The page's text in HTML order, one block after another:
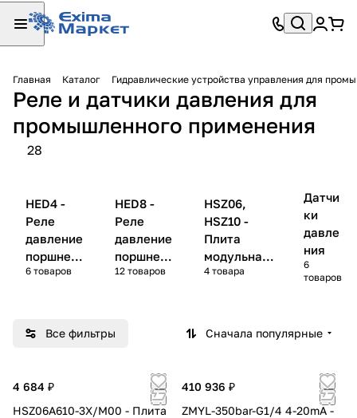
Главная Каталог Гидравлические устройства управления для
Реле и датчики давления для
промышленного применения
28
HED4 -
Реле
давление
поршнево
е
6 товаров
HED8 -
Реле
давление
поршнево
е
12 товаров
HSZ06,
HSZ10 -
Плита
модульная
для реле
4 товара
Датчи
ки
давле
ния
6
товаров
Все фильтры Сначала популярные
4 684 ₽
HSZ06A610-3X/M00 - Плита
410 936 ₽
ZMYL-350bar-G1/4 4-20mA -